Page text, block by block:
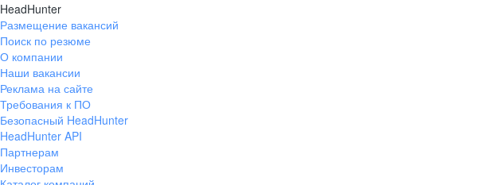
HeadHunter
Размещение вакансий
Поиск по резюме
О компании
Наши вакансии
Реклама на сайте
Требования к ПО
Безопасный HeadHunter
HeadHunter API
Партнерам
Инвесторам